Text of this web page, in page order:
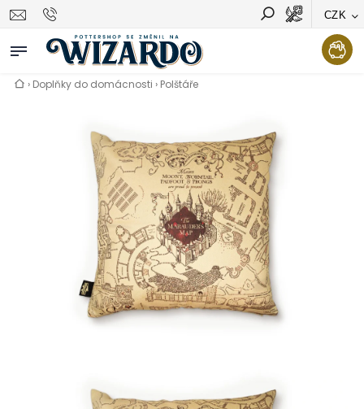
CZK
Vyhledávání Hledat
› Doplňky do domácnosti › Polštáře